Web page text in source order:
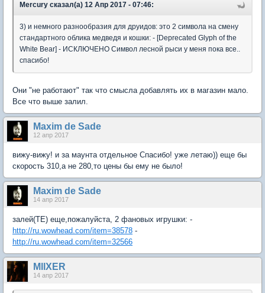
Mercury сказал(а) 12 Апр 2017 - 07:46:
3) и немного разнообразия для друидов: это 2 символа на смену
стандартного облика медведя и кошки: - [Deprecated Glyph of the
White Bear] - ИСКЛЮЧЕНО Символ лесной рыси у меня пока все..
спасибо!
Они "не работают" так что смысла добавлять их в магазин мало.
Все что выше залил.
Maxim de Sade
12 апр 2017
вижу-вижу! и за маунта отдельное Спасибо! уже летаю)) еще бы
скорость 310,а не 280,то цены бы ему не было!
Maxim de Sade
14 апр 2017
залей(ТЕ) еще,пожалуйста, 2 фановых игрушки: -
http://ru.wowhead.com/item=38578 -
http://ru.wowhead.com/item=32566
MllXER
14 апр 2017